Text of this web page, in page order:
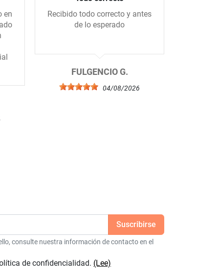
en
Recibido todo correcto y antes
de lo esperado
FULGENCIO G.
04/08/2026
consulte nuestra información de contacto en el
de confidencialidad. (Lee)